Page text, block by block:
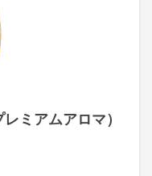
ミアムアロマ）